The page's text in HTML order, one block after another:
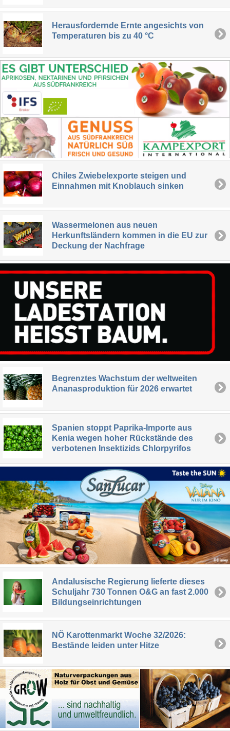
Herausfordernde Ernte angesichts von
Temperaturen bis zu 40 °C
Chiles Zwiebelexporte steigen und
Einnahmen mit Knoblauch sinken
Wassermelonen aus neuen
Herkunftsländern kommen in die EU zur
Deckung der Nachfrage
Begrenztes Wachstum der weltweiten
Ananasproduktion für 2026 erwartet
Spanien stoppt Paprika-Importe aus
Kenia wegen hoher Rückstände des
verbotenen Insektizids Chlorpyrifos
Andalusische Regierung lieferte dieses
Schuljahr 730 Tonnen O&G an fast 2.000
Bildungseinrichtungen
NÖ Karottenmarkt Woche 32/2026:
Bestände leiden unter Hitze